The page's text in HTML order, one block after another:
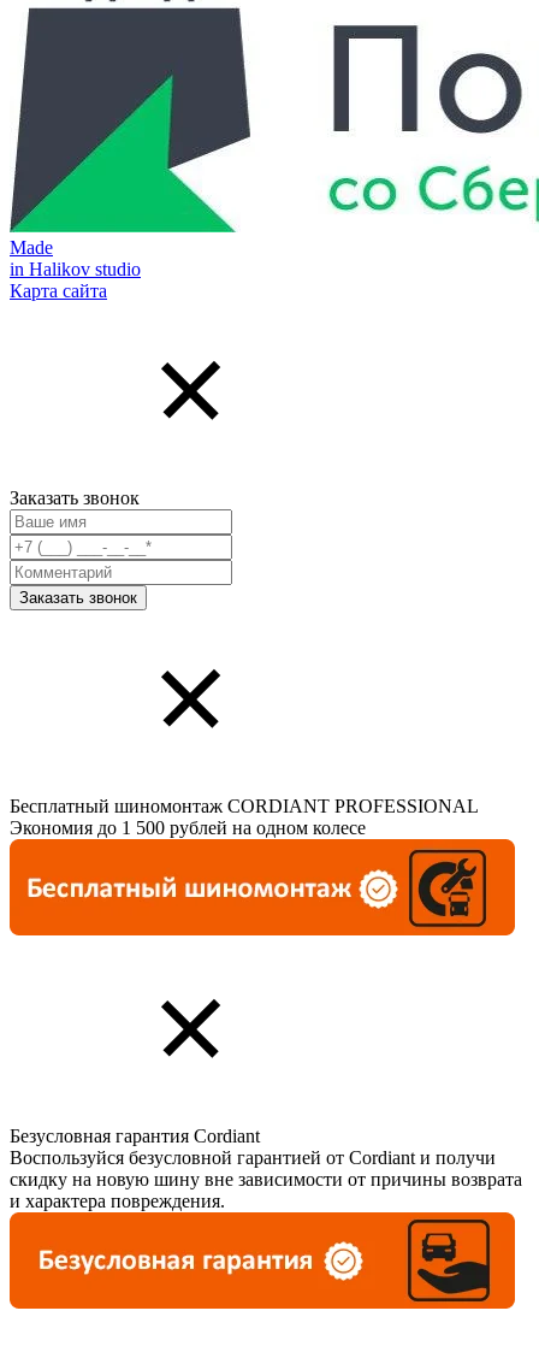
Made
in Halikov studio
Карта сайта
Заказать звонок
Бесплатный шиномонтаж CORDIANT PROFESSIONAL
Экономия до 1 500 рублей на одном колесе
Безусловная гарантия Cordiant
Воспользуйся безусловной гарантией от Cordiant и получи
скидку на новую шину вне зависимости от причины возврата
и характера повреждения.